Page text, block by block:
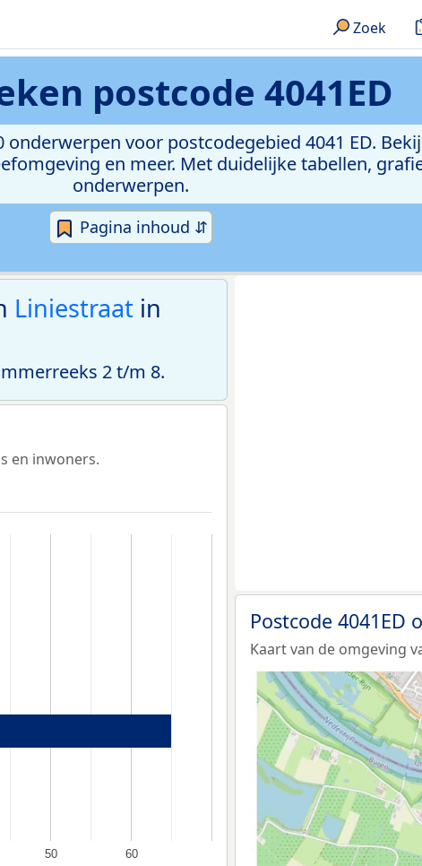
Zoek
postcode 4041ED
voor postcodegebied 4041 ED.
en meer. Met duidelijke tabellen,
onderwerpen.
Pagina inhoud ⇵
Liniestraat in
2 t/m 8.
en inwoners.
50 60
Postcode 4041ED
Kaart van de omgeving